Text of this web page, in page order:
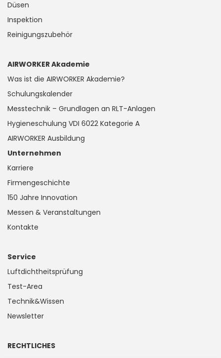
Düsen
Inspektion
Reinigungszubehör
AIRWORKER Akademie
Was ist die AIRWORKER Akademie?
Schulungskalender
Messtechnik – Grundlagen an RLT-Anlagen
Hygieneschulung VDI 6022 Kategorie A
AIRWORKER Ausbildung
Unternehmen
Karriere
Firmengeschichte
150 Jahre Innovation
Messen & Veranstaltungen
Kontakte
Service
Luftdichtheitsprüfung
Test-Area
Technik&Wissen
Newsletter
RECHTLICHES